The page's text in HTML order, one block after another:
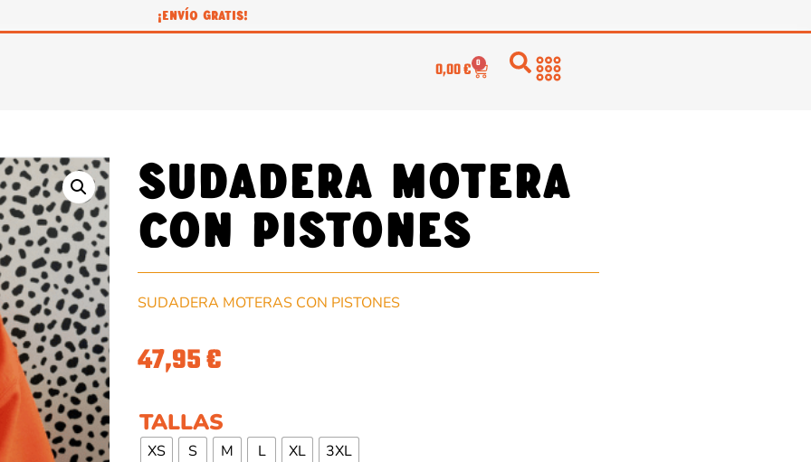
¡ENVÍO GRATIS!
0,00€ 0
SUDADERA MOTERA
CON PISTONES
SUDADERA MOTERAS CON PISTONES
47,95€
TALLAS
XS S M L XL 3XL